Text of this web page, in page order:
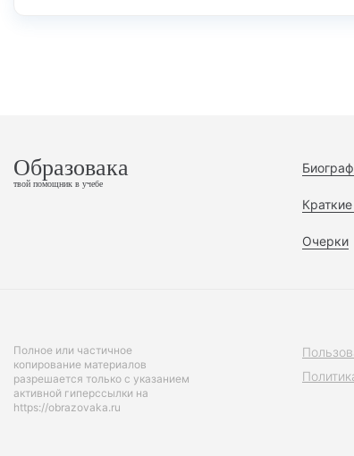
Образовака
твой помощник в учебе
Очерки
Полное или частичное
копирование материалов
разрешается только с указанием
активной гиперссылки на
https://obrazovaka.ru